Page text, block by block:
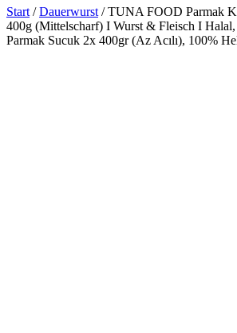
Start /Dauerwurst / TUNA FOOD Parmak
400g (Mittelscharf) I Wurst & Fleisch I
Parmak Sucuk 2x 400gr (Az Acılı), 100%